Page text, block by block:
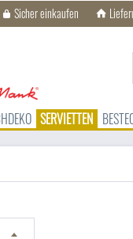
Sicher einkaufen
SERVIETTEN